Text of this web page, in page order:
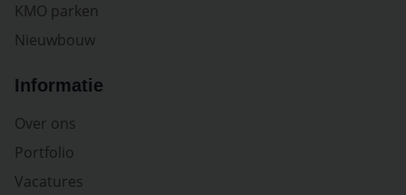
KMO parken
Nieuwbouw
Informatie
Over ons
Portfolio
Vacatures